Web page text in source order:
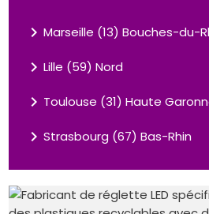
navigate_nextMarseille (13) Bouches-du-
navigate_nextLille (59) Nord
navigate_next Toulouse (31) Haute
navigate_nextStrasbourg (67) Bas-Rhin